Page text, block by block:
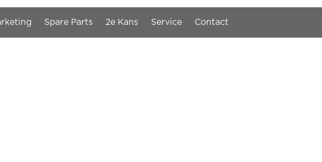
Spare Parts 2e Kans Service Contact